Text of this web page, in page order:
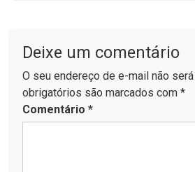
Deixe um comentário
O seu endereço de e-mail não
obrigatórios são marcados com *
Comentário *